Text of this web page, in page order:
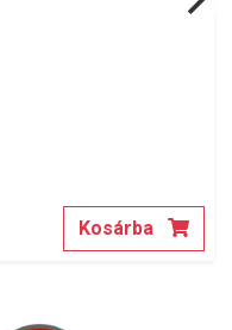
Kosárba